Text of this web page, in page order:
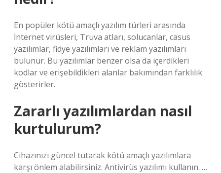
En popüler kötü amaçlı yazılım türleri arasında
İnternet virüsleri, Truva atları, solucanlar, casus
yazılımlar, fidye yazılımları ve reklam yazılımları
bulunur. Bu yazılımlar benzer olsa da içerdikleri
kodlar ve erişebildikleri alanlar bakımından farklılık
gösterirler.
Zararlı yazılımlardan nasıl
kurtulurum?
Cihazınızı güncel tutarak kötü amaçlı yazılımlara
karşı önlem alabilirsiniz. Antivirüs yazılımı kullanın. …